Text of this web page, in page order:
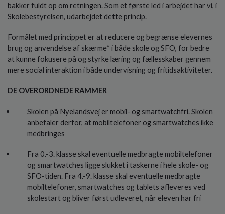
bakker fuldt op om retningen. Som et første led i arbejdet har vi, i
Skolebestyrelsen, udarbejdet dette princip.
Formålet med princippet er at reducere og begrænse elevernes
brug og anvendelse af skærme* i både skole og SFO, for bedre
at kunne fokusere på og styrke læring og fællesskaber gennem
mere social interaktion i både undervisning og fritidsaktiviteter.
DE OVERORDNEDE RAMMER
Skolen på Nyelandsvej er mobil- og smartwatchfri. Skolen
anbefaler derfor, at mobiltelefoner og smartwatches ikke
medbringes
Fra 0.-3. klasse skal eventuelle medbragte mobiltelefoner
og smartwatches ligge slukket i taskerne i hele skole- og
SFO-tiden. Fra 4.-9. klasse skal eventuelle medbragte
mobiltelefoner, smartwatches og tablets afleveres ved
skolestart og bliver først udleveret, når eleven har fri